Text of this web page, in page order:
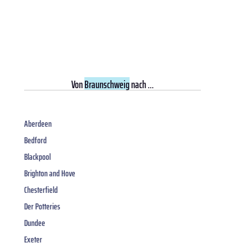
VonBraunschweignach ...
Aberdeen
Bedford
Blackpool
Brighton and Hove
Chesterfield
Der Potteries
Dundee
Exeter